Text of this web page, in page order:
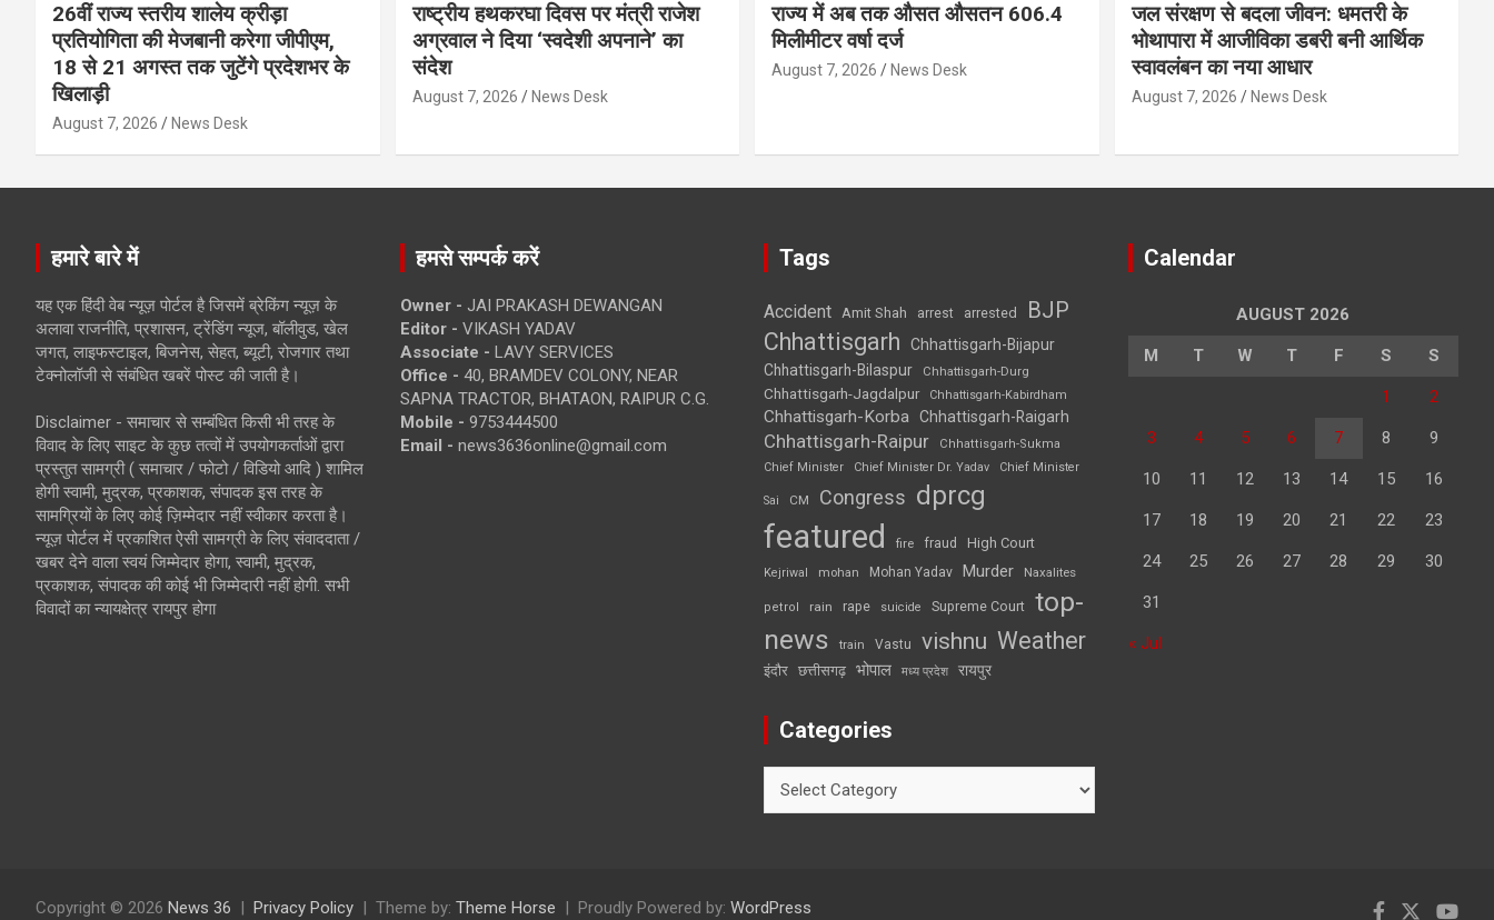
26वीं राज्य स्तरीय शालेय क्रीड़ा
प्रतियोगिता की मेजबानी करेगा जीपीएम,
18 से 21 अगस्त तक जुटेंगे प्रदेशभर के
खिलाड़ी
August 7, 2026 News Desk
राष्ट्रीय हथकरघा दिवस पर मंत्री राजेश
अग्रवाल ने दिया ‘स्वदेशी अपनाने’ का
संदेश
August 7, 2026 News Desk
राज्य में अब तक औसत औसतन 606.4
मिलीमीटर वर्षा दर्ज
August 7, 2026 News Desk
जल संरक्षण से बदला जीवन: धमतरी के
भोथापारा में आजीविका डबरी बनी आर्थिक
स्वावलंबन का नया आधार
August 7, 2026 News Desk
हमारे बारे में
यह एक हिंदी वेब न्यूज़ पोर्टल है जिसमें ब्रेकिंग न्यूज़ के
अलावा राजनीति, प्रशासन, ट्रेंडिंग न्यूज, बॉलीवुड, खेल
जगत, लाइफस्टाइल, बिजनेस, सेहत, ब्यूटी, रोजगार तथा
टेक्नोलॉजी से संबंधित खबरें पोस्ट की जाती है।
Disclaimer - समाचार से सम्बंधित किसी भी तरह के
विवाद के लिए साइट के कुछ तत्वों में उपयोगकर्ताओं द्वारा
प्रस्तुत सामग्री ( समाचार / फोटो / विडियो आदि ) शामिल
होगी स्वामी, मुद्रक, प्रकाशक, संपादक इस तरह के
सामग्रियों के लिए कोई ज़िम्मेदार नहीं स्वीकार करता है।
न्यूज़ पोर्टल में प्रकाशित ऐसी सामग्री के लिए संवाददाता /
खबर देने वाला स्वयं जिम्मेदार होगा, स्वामी, मुद्रक,
प्रकाशक, संपादक की कोई भी जिम्मेदारी नहीं होगी. सभी
विवादों का न्यायक्षेत्र रायपुर होगा
हमसे सम्पर्क करें
Owner - JAI PRAKASH DEWANGAN
Editor - VIKASH YADAV
Associate - LAVY SERVICES
Office - 40, BRAMDEV COLONY, NEAR
SAPNA TRACTOR, BHATAON, RAIPUR C.G.
Mobile - 9753444500
Email - news3636online@gmail.com
Tags
Accident Amit Shah arrest arrested BJP
Chhattisgarh
Chhattisgarh-Bijapur
Chhattisgarh-Bilaspur
Chhattisgarh-Durg
Chhattisgarh-Jagdalpur Chhattisgarh-Kabirdham
Chhattisgarh-Korba Chhattisgarh-Raigarh
Chhattisgarh-Raipur
Chhattisgarh-Sukma
Chief Minister
Chief Minister Dr. Yadav Chief Minister
Sai CM Congress dprcg
featured fire fraud High Court
Kejriwal mohan Mohan Yadav Murder Naxalites
petrol rain rape suicide Supreme Court top-
news
train Vastu vishnu Weather
इंदौर छत्तीसगढ़ भोपाल मध्य प्रदेश रायपुर
Categories
Calendar
AUGUST 2026
M T W T F S S
1 2
3 4 5 6 7 8 9
10 11 12 13 14 15 16
17 18 19 20 21 22 23
24 25 26 27 28 29 30
31
« Jul
Copyright © 2026 News 36 Privacy Policy Theme by: Theme Horse Proudly Powered by: WordPress